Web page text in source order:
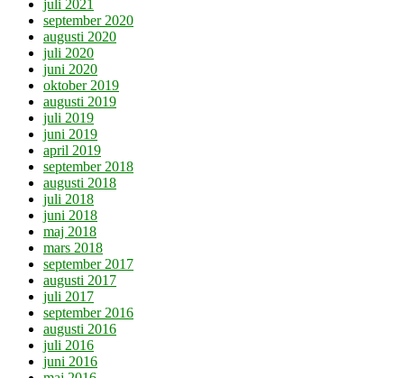
juli 2021
september 2020
augusti 2020
juli 2020
juni 2020
oktober 2019
augusti 2019
juli 2019
juni 2019
april 2019
september 2018
augusti 2018
juli 2018
juni 2018
maj 2018
mars 2018
september 2017
augusti 2017
juli 2017
september 2016
augusti 2016
juli 2016
juni 2016